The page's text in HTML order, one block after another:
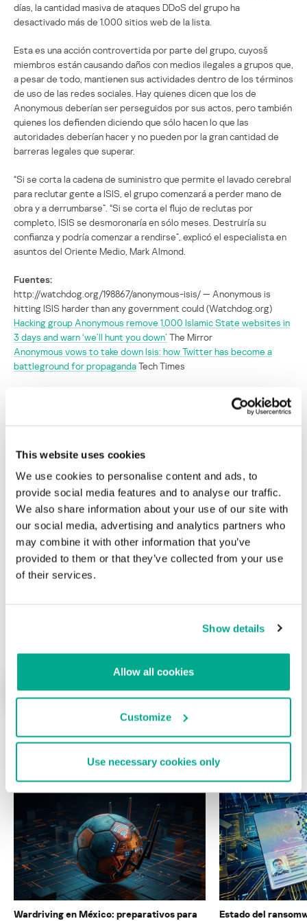
This website uses cookies
We use cookies to personalise content and ads, to
provide social media features and to analyse our traffic.
We also share information about your use of our site with
our social media, advertising and analytics partners who
may combine it with other information that you’ve
provided to them or that they’ve collected from your use
of their services.
Show details
Allow all cookies
Customize
Use necessary cookies only
días, la cantidad masiva de ataques DDoS del grupo ha
desactivado más de 1.000 sitios web de la lista.
Esta es una acción controvertida por parte del grupo, cuyosš
miembros están causando daños con medios ilegales a grupos que,
a pesar de todo, mantienen sus actividades dentro de los términos
de uso de las redes sociales. Hay quienes dicen que los de
Anonymous deberían ser perseguidos por sus actos, pero también
quienes los defienden diciendo que sólo hacen lo que las
autoridades deberían hacer y no pueden por la gran cantidad de
barreras legales que superar.
“Si se corta la cadena de suministro que permite el lavado cerebral
para reclutar gente a ISIS, el grupo comenzará a perder mano de
obra y a derrumbarse”. “Si se corta el flujo de reclutas por
completo, ISIS se desmoronaría en sólo meses. Destruiría su
confianza y podría comenzar a rendirse”, explicó el especialista en
asuntos del Oriente Medio, Mark Almond.
Fuentes:
http://watchdog.org/198867/anonymous-isis/ — Anonymous is
hitting ISIS harder than any government could (Watchdog.org)
Hacking group Anonymous remove 1,000 Islamic State websites in
3 days and warn ‘we’ll hunt you down’ The Mirror
Anonymous vows to take down Isis: how Twitter has become a
battleground for propagandaTech Times
Anonymous le declara la guerra virtual a ISIS
Su dirección de correo electrónico no será publicada. Los
campos obligatorios están marcados con*
ÚLTIMAS PUBLICACIONES
Wardriving en México: preparativos para
Estado del